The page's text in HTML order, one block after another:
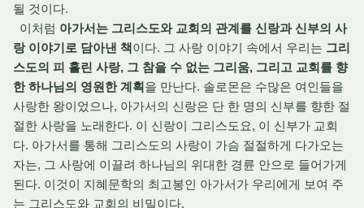
될 것이다.
이처럼 아가서는 그리스도와 교회의 관계를 신랑과 신부의 사
랑 이야기로 담아낸 책이다. 그 사랑 이야기 속에서 우리는 그리
스도의 피 흘린 사랑, 그 참을 수 없는 그리움, 그리고 교회를 향
한 하나님의 영원한 계획을 만난다. 솔로몬은 수많은 여인들을
사랑한 왕이었으나, 아가서의 신랑은 단 한 명의 신부를 향한 절
절한 사랑을 노래한다. 이 신랑이 그리스도요, 이 신부가 교회
다. 아가서를 통해 그리스도의 사랑이 가슴 절절하게 다가오는
자는, 그 사랑에 이끌려 하나님의 위대한 경륜 안으로 들어가게
된다. 이것이 지혜문학의 최고봉인 아가서가 우리에게 보여 주
는 그리스도와 교회의 비밀이다.